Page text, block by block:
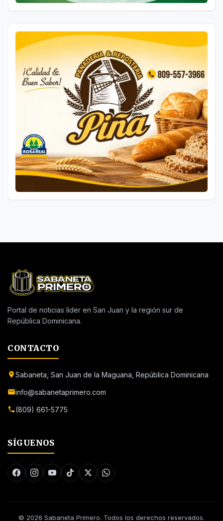
Portal de noticias líder en San Juan y la región sur de
República Dominicana.
CONTACTO
Sabaneta, San Juan de la Maguana, República Dominicana
info@sabanetaprimero.com
(809) 661-5775
SÍGUENOS
© 2026 Sabaneta Primero. Todos los derechos reservados.